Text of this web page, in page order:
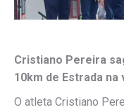
Cristiano Pereira
10km de Estrada
O atleta Cristiano